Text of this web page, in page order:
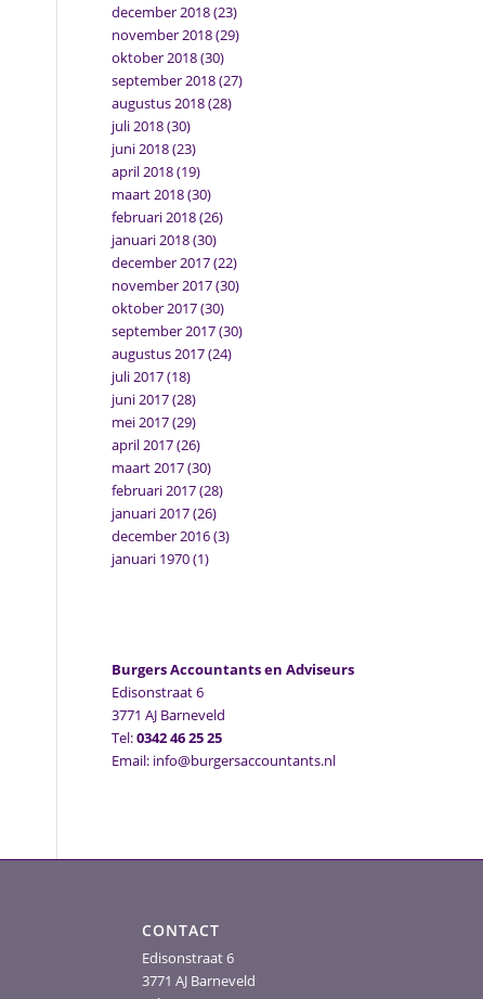
december 2018(23)
november 2018(29)
oktober 2018(30)
september 2018(27)
augustus 2018(28)
juli 2018(30)
juni 2018(23)
april 2018(19)
maart 2018(30)
februari 2018(26)
januari 2018(30)
december 2017(22)
november 2017(30)
oktober 2017(30)
september 2017(30)
augustus 2017(24)
juli 2017(18)
juni 2017(28)
mei 2017(29)
april 2017(26)
maart 2017(30)
februari 2017(28)
januari 2017(26)
december 2016(3)
januari 1970(1)
Burgers Accountants en Adviseurs
Edisonstraat 6
3771 AJ Barneveld
Tel:0342 46 25 25
Email: info@burgersaccountants.nl
CONTACT
Edisonstraat 6
3771 AJ Barneveld